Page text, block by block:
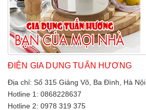
ĐIỆN GIA DỤNG TUẤN HƯƠNG
Địa chỉ: Số 315 Giảng Võ, Ba Đình, Hà Nội
Hotline 1: 0868228637
Hotline 2: 0978 319 375